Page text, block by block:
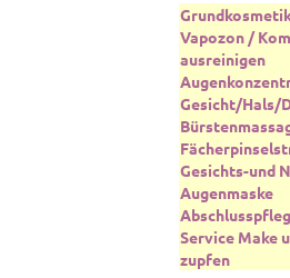
Vapozon /
ausreinigen
Gesicht/Hals/
Gesichts-und
Augenmaske
Service Make
zupfen